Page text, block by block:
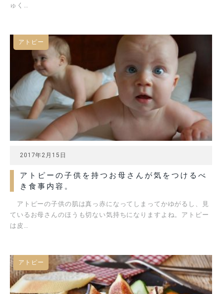
ゅく…
アトピー
2017年2月15日
アトピーの子供を持つお母さんが気をつけるべ
き食事内容。
アトピーの子供の肌は真っ赤になってしまってかゆがるし、見
ているお母さんのほうも切ない気持ちになりますよね。アトピー
は皮…
アトピー